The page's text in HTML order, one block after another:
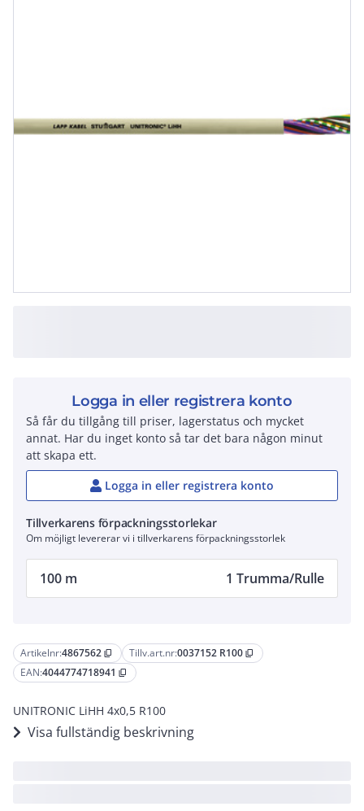
Artikelnr:4867562 content_copy Tillv.art.nr:0037152 R100 content_copy
EAN:4044774718941 content_copy
UNITRONIC LiHH 4x0,5 R100
Visa fullständig beskrivning
Logga in eller registrera konto
Så får du tillgång till priser, lagerstatus och mycket
annat. Har du inget konto så tar det bara någon minut
att skapa ett.
Logga in eller registrera konto
Tillverkarens förpackningsstorlekar
Om möjligt levererar vi i tillverkarens förpackningsstorlek
100 m 1 Trumma/Rulle